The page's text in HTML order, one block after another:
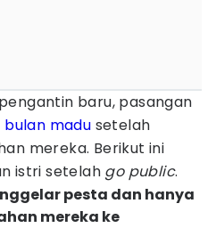
baru, pasangan
bulan madu setelah
mereka. Berikut ini
istri setelah go public.
pesta dan hanya
mereka ke